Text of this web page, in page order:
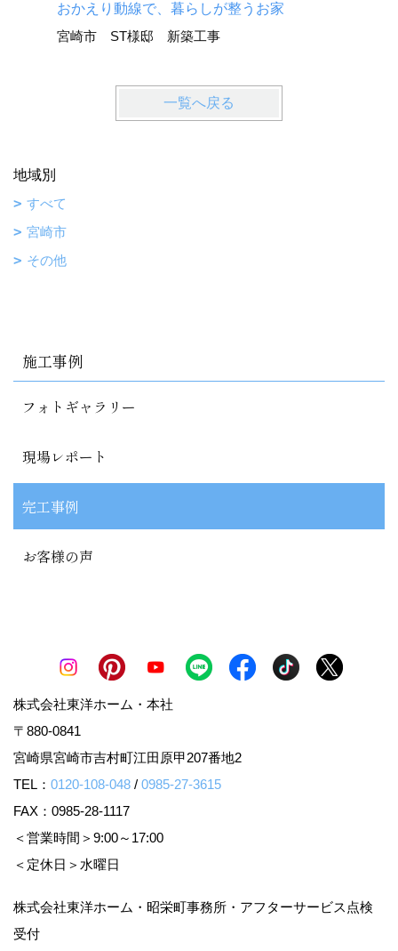
おかえり動線で、暮らしが整うお家
宮崎市 ST様邸 新築工事
一覧へ戻る
地域別
すべて
宮崎市
その他
施工事例
フォトギャラリー
現場レポート
完工事例
お客様の声
株式会社東洋ホーム・本社
〒880-0841
宮崎県宮崎市吉村町江田原甲207番地2
TEL： 0120-108-048 / 0985-27-3615
FAX：0985-28-1117
＜営業時間＞9:00～17:00
＜定休日＞水曜日
株式会社東洋ホーム・昭栄町事務所・アフターサービス点検
受付